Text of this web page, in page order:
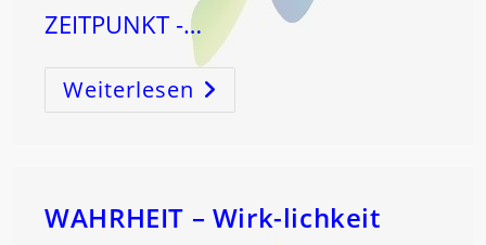
ZEITPUNKT -…
Weiterlesen Warum
WENIGER
MEHR
SCHLÜSSEL
Geben
WAHRHEIT – Wirk-lichkeit